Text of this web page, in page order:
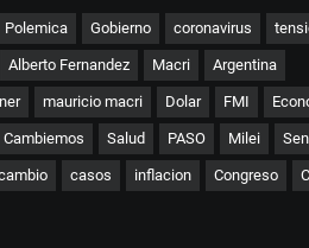
Polemica Gobierno coronavirus
Alberto Fernandez Macri Argentina
mauricio macri Dolar FMI
Cambiemos Salud PASO Milei
casos inflacion Congreso